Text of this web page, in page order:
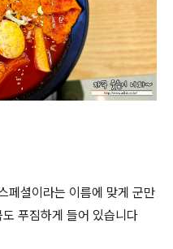
페셜이라는 이름에 맞게 군만
푸짐하게 들어 있습니다